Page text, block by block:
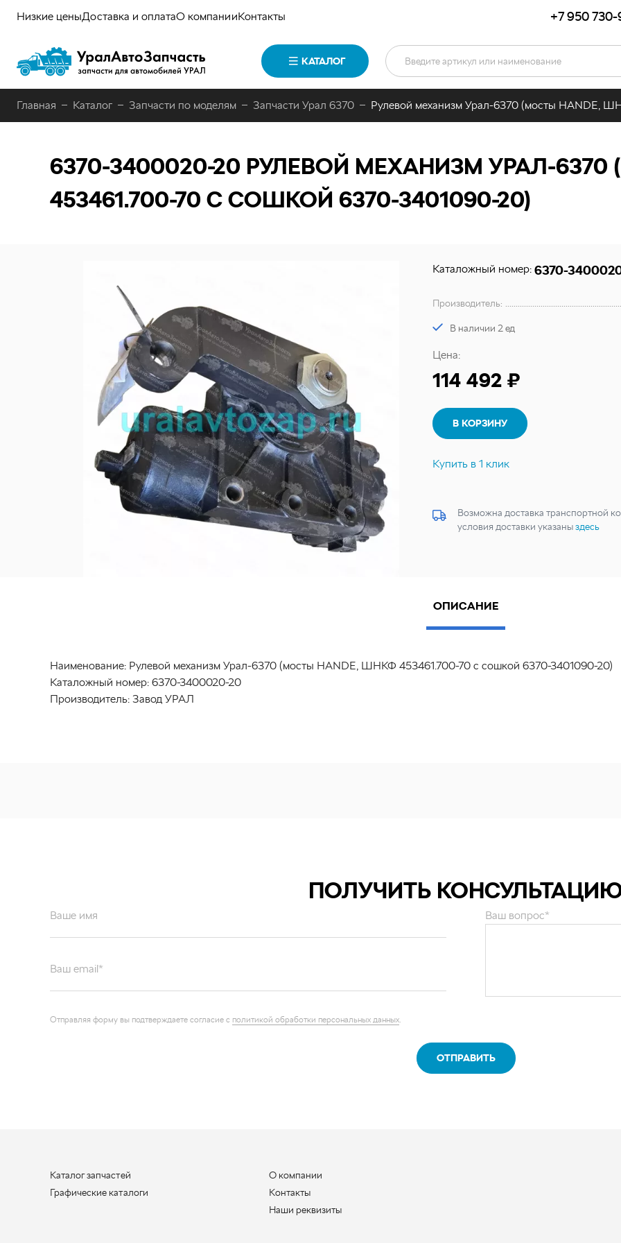
Низкие ценыДоставка и оплатаО компанииКонтакты +7 950 730-
КАТАЛОГ
Главная Каталог Запчасти по моделям Запчасти Урал 6370 Рулевой механизм Урал-6370 (мосты HANDE,
6370-3400020-20 РУЛЕВОЙ МЕХАНИЗМ УРАЛ-6370
453461.700-70 С СОШКОЙ 6370-3401090-20)
Каталожный номер: 6370-
Производитель:
В наличии 2 ед
Цена:
114 492 ₽
В КОРЗИНУ
Купить в 1 клик
Возможна доставка транспортной
условия доставки указаныздесь
ОПИСАНИЕ
Наименование: Рулевой механизм Урал-6370 (мосты HANDE, ШНКФ 453461.700-70 с сошкой 6370-3401090-20)
Каталожный номер: 6370-3400020-20
Производитель: Завод УРАЛ
ПОЛУЧИТЬ
Ваше имя Ваш вопрос*
Отправляя форму вы подтверждаете согласие с